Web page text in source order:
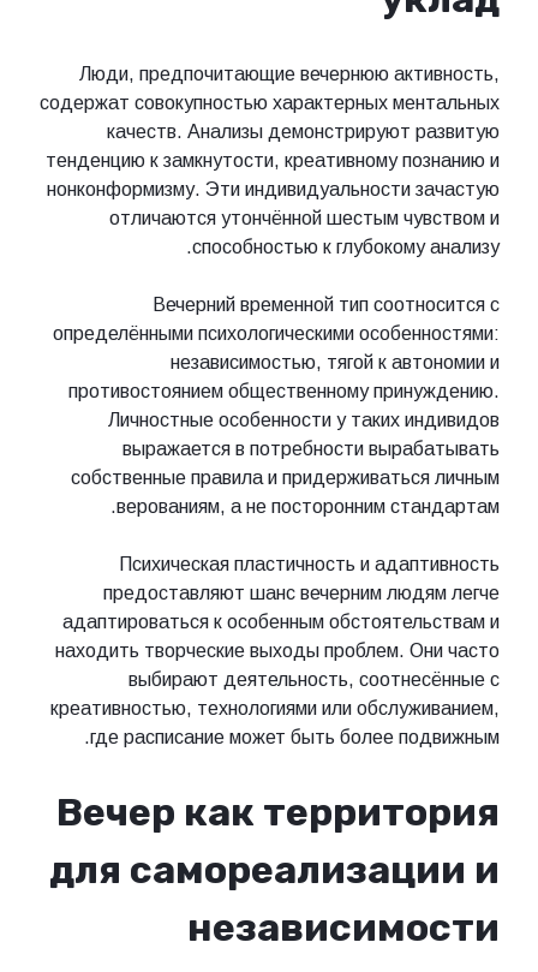
Люди, предпочитающие вечернюю активность,
содержат совокупностью характерных ментальных
качеств. Анализы демонстрируют развитую
тенденцию к замкнутости, креативному познанию и
нонконформизму. Эти индивидуальности зачастую
отличаются утончённой шестым чувством и
способностью к глубокому анализу.
Вечерний временной тип соотносится с
определёнными психологическими особенностями:
независимостью, тягой к автономии и
противостоянием общественному принуждению.
Личностные особенности у таких индивидов
выражается в потребности вырабатывать
собственные правила и придерживаться личным
верованиям, а не посторонним стандартам.
Психическая пластичность и адаптивность
предоставляют шанс вечерним людям легче
адаптироваться к особенным обстоятельствам и
находить творческие выходы проблем. Они часто
выбирают деятельность, соотнесённые с
креативностью, технологиями или обслуживанием,
где расписание может быть более подвижным.
Вечер как территория
для самореализации и
независимости